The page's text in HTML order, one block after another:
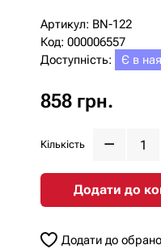
Артикул: BN-122
Код: 000006557
Доступність:
Є в
858 грн.
Кількість
Додати до
Додати до